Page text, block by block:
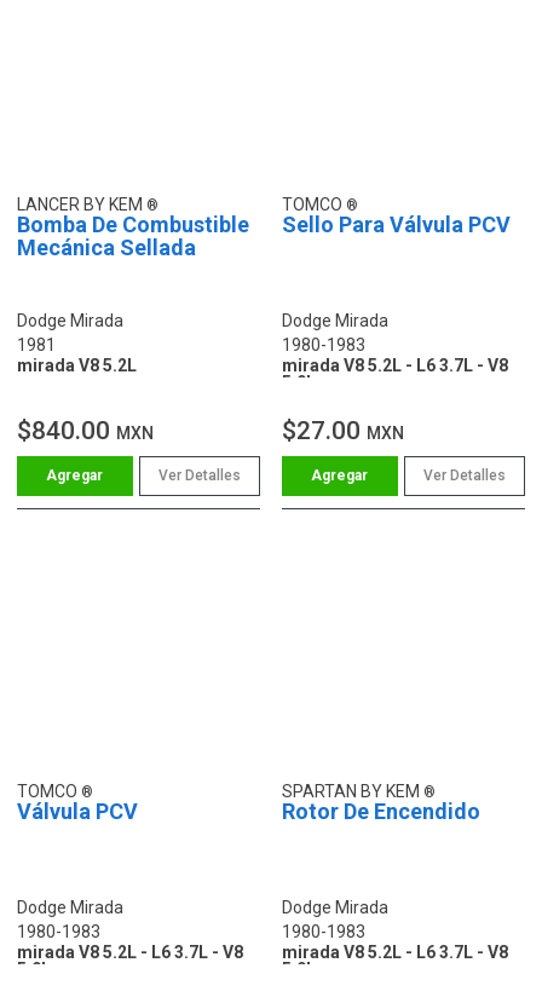
LANCER BY KEM
Bomba De Combustible
Mecánica Sellada
Dodge Mirada
1981
mirada V8 5.2L
$840.00 MXN
Ver Detalles
TOMCO
Sello Para Válvula PCV
Dodge Mirada
1980-1983
mirada V8 5.2L - L6 3.7L - V8
5.9L
$27.00 MXN
Ver Detalles
TOMCO
Válvula PCV
Dodge Mirada
1980-1983
mirada V8 5.2L - L6 3.7L - V8
5.9L
SPARTAN BY KEM
Rotor De Encendido
Dodge Mirada
1980-1983
mirada V8 5.2L - L6 3.7L - V8
5.9L